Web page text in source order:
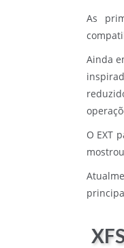
As
Ainda
O EXT